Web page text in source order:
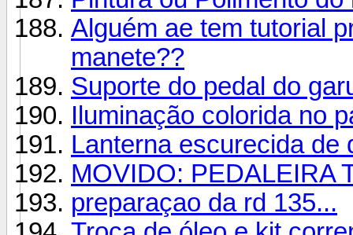
Alguém ae tem tutorial
manete??
Suporte do pedal do
Iluminação colorida no
Lanterna escurecida de
MOVIDO: PEDALEIRA
preparaçao da rd 135...